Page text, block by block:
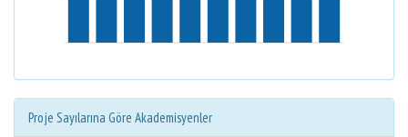
Proje Sayılarına Göre Akademisyenler